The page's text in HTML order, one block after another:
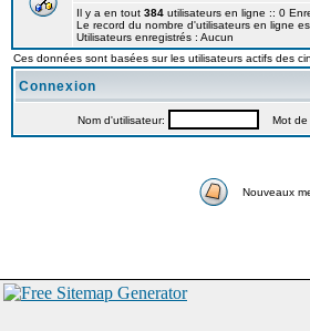
Il y a en tout 384 utilisateurs en ligne :: 0
Le record du nombre d'utilisateurs en ligne
Utilisateurs enregistrés : Aucun
Ces données sont basées sur les utilisateurs actifs des
Connexion
Nom d'utilisateur: Mot de
Nouveaux